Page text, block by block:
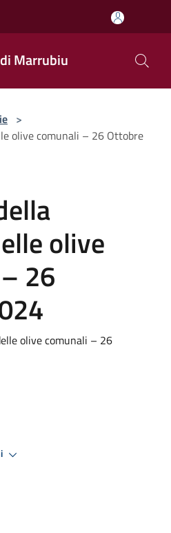
Marrubiu
>
olive comunali – 26 Ottobre
olive
26
olive comunali – 26